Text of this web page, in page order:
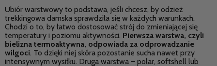
Ubiór warstwowy to podstawa, jeśli chcesz, by odzież
trekkingowa damska sprawdziła się w każdych warunkach.
Chodzi o to, by łatwo dostosować strój do zmieniającej się
temperatury i poziomu aktywności. Pierwsza warstwa, czyli
bielizna termoaktywna, odpowiada za odprowadzanie
wilgoci. To dzięki niej skóra pozostanie sucha nawet przy
intensywnym wysiłku. Druga warstwa – polar, softshell lub